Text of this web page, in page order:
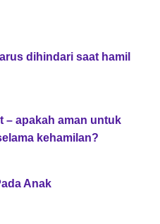
dihindari saat hamil
– apakah aman untuk
kehamilan?
Anak